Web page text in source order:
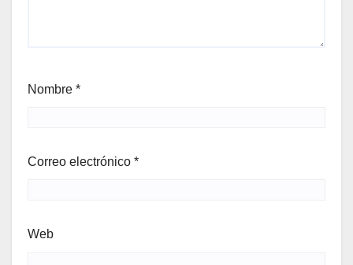
Nombre *
Correo electrónico *
Web